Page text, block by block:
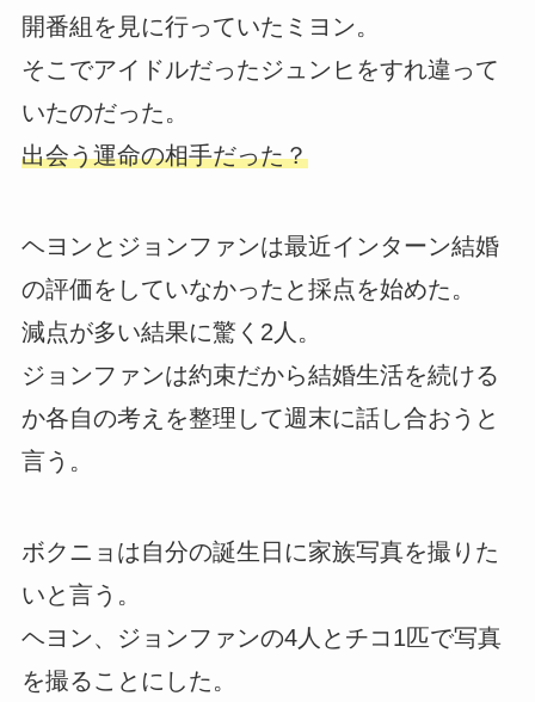
開番組を見に行っていたミヨン。
そこでアイドルだったジュンヒをすれ違って
いたのだった。
出会う運命の相手だった？
ヘヨンとジョンファンは最近インターン結婚
の評価をしていなかったと採点を始めた。
減点が多い結果に驚く2人。
ジョンファンは約束だから結婚生活を続ける
か各自の考えを整理して週末に話し合おうと
言う。
ボクニョは自分の誕生日に家族写真を撮りた
いと言う。
ヘヨン、ジョンファンの4人とチコ1匹で写真
を撮ることにした。